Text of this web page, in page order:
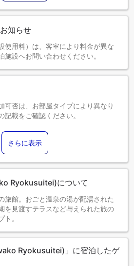
知らせ
使用料）は、客室により料金が異な
施設へお問い合わせください。
可否は、お部屋タイプにより異なり
記載をご確認ください。
さらに表示
Ryokusuitei)について
旅館。おごと温泉の湯が配湯された
を見渡すテラスなど与えられた旅の
。
Ryokusuitei)」に宿泊したゲ